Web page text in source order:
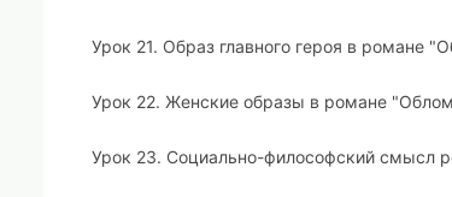
Урок 21. Образ главного героя в романе
Урок 22. Женские образы в романе
Урок 23. Социально-философский смысл